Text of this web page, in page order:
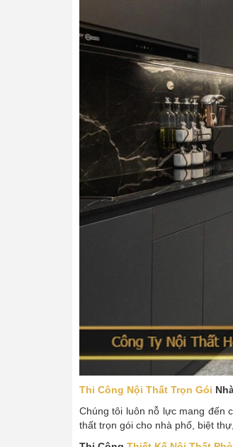
Thi Công Nội Thất Trọn Gói
Chúng tôi luôn nỗ lực mang đến
thất trọn gói cho nhà phố, biệt